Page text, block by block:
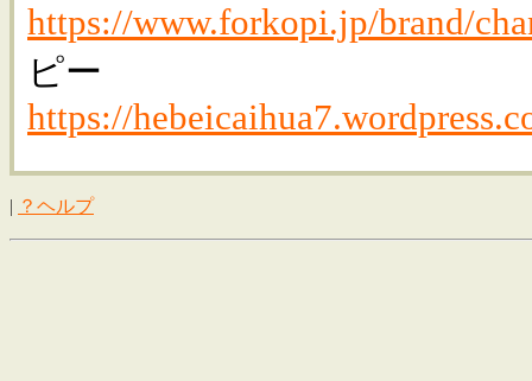
https://www.forkopi.jp/brand/
ピー
https://
| ？ヘルプ